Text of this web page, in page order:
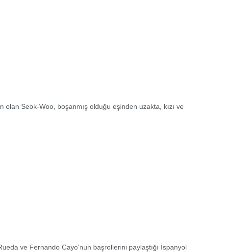
olan Seok-Woo, boşanmış olduğu eşinden uzakta, kızı ve
ve Fernando Cayo’nun başrollerini paylaştığı İspanyol